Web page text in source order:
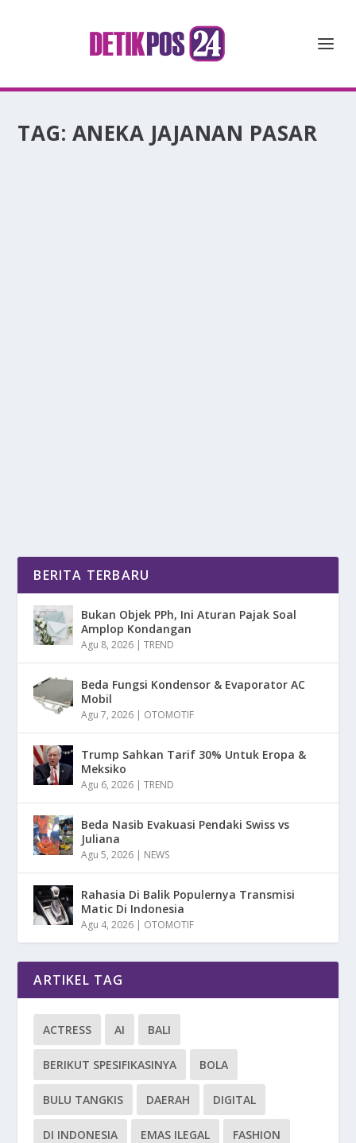
TAG: ANEKA JAJANAN PASAR
BERITA TERBARU
Bukan Objek PPh, Ini Aturan Pajak Soal
Amplop Kondangan
Agu 8, 2026 |TREND
Beda Fungsi Kondensor & Evaporator AC
Mobil
Agu 7, 2026 | OTOMOTIF
Trump Sahkan Tarif 30% Untuk Eropa &
Meksiko
Agu 6, 2026 |TREND
Beda Nasib Evakuasi Pendaki Swiss vs
Juliana
Agu 5, 2026 | NEWS
Rahasia Di Balik Populernya Transmisi
Matic Di Indonesia
Agu 4, 2026 | OTOMOTIF
ARTIKEL TAG
ACTRESS AI BALI
BERIKUT SPESIFIKASINYA BOLA
BULU TANGKIS DAERAH DIGITAL
DI INDONESIA EMAS ILEGAL FASHION